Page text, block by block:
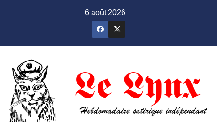
6 août 2026